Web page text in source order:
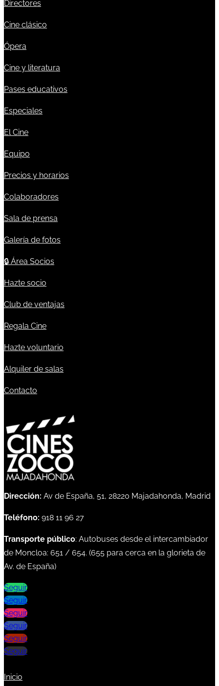
Directores
Cine clásico
Ópera
Cine y literatura
Pases educativos
Especiales
El Cine
Equipo
Precios y horarios
Colaboradores
Sala de prensa
Galería de fotos
🔒 Área Socios
Hazte socio
Club de ventajas
Regala Cine
Hazte voluntario
Alquiler de salas
Contacto
Dirección: Av de España, 51, 28220 Majadahonda, Madrid
Teléfono: 918 11 96 27
Transporte público: Autobuses desde el intercambiador
de Moncloa: 651 / 654. (655 para cerca en la glorieta de
Av. de España)
Seguir
Seguir
Seguir
Seguir
Seguir
Seguir
Inicio